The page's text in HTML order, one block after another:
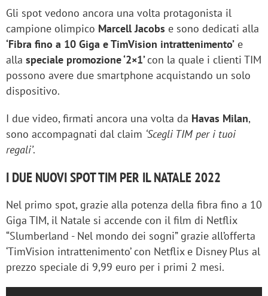
Gli spot vedono ancora una volta protagonista il
campione olimpico Marcell Jacobs e sono dedicati alla
‘Fibra fino a 10 Giga e TimVision intrattenimento’ e
alla speciale promozione ‘2×1’con la quale i clienti TIM
possono avere due smartphone acquistando un solo
dispositivo.
I due video, firmati ancora una volta da Havas Milan,
sono accompagnati dal claim ‘Scegli TIM per i tuoi
regali’.
I DUE NUOVI SPOT TIM PER IL NATALE 2022
Nel primo spot, grazie alla potenza della fibra fino a 10
Giga TIM, il Natale si accende con il film di Netflix
“Slumberland - Nel mondo dei sogni” grazie all’offerta
‘TimVision intrattenimento’ con Netflix e Disney Plus al
prezzo speciale di 9,99 euro per i primi 2 mesi.